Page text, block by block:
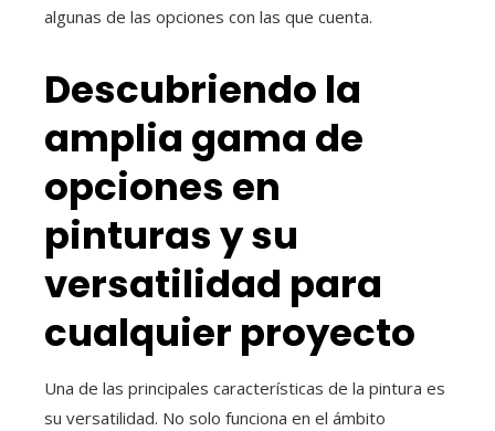
algunas de las opciones con las que cuenta.
Descubriendo la
amplia gama de
opciones en
pinturas y su
versatilidad para
cualquier proyecto
Una de las principales características de la pintura es
su versatilidad. No solo funciona en el ámbito